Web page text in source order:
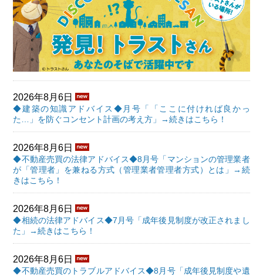
2026年8月6日
◆建築の知識アドバイス◆月号「「ここに付ければ良かっ
た…」を防ぐコンセント計画の考え方」→続きはこちら！
2026年8月6日
◆不動産売買の法律アドバイス◆8月号「マンションの管理業者
が「管理者」を兼ねる方式（管理業者管理者方式）とは」→続
きはこちら！
2026年8月6日
◆相続の法律アドバイス◆7月号「成年後見制度が改正されまし
た」→続きはこちら！
2026年8月6日
◆不動産売買のトラブルアドバイス◆8月号「成年後見制度や遺